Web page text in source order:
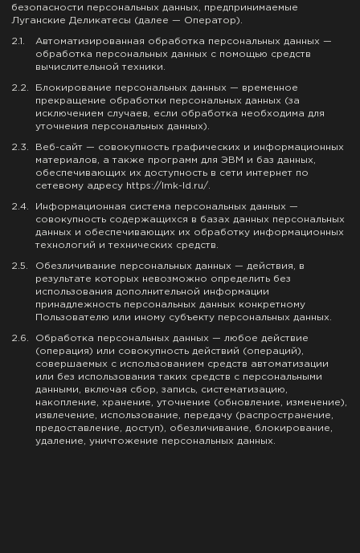
безопасности персональных данных, предпринимаемые
Луганские Деликатесы (далее — Оператор).
2.
Автоматизированная обработка персональных данных —
обработка персональных данных с помощью средств
вычислительной техники.
2.
Блокирование персональных данных — временное
прекращение обработки персональных данных (за
исключением случаев, если обработка необходима для
уточнения персональных данных).
2.
Веб-сайт — совокупность графических и информационных
материалов, а также программ для ЭВМ и баз данных,
обеспечивающих их доступность в сети интернет по
сетевому адресу https://lmk-ld.ru/
2.
Информационная система персональных данных —
совокупность содержащихся в базах данных персональных
данных и обеспечивающих их обработку информационных
технологий и технических средств.
2.
Обезличивание персональных данных — действия, в
результате которых невозможно определить без
использования дополнительной информации
принадлежность персональных данных конкретному
Пользователю или иному субъекту персональных данных.
2.
Обработка персональных данных — любое действие
(операция) или совокупность действий (операций),
совершаемых с использованием средств автоматизации
или без использования таких средств с персональными
данными, включая сбор, запись, систематизацию,
накопление, хранение, уточнение (обновление, изменение),
извлечение, использование, передачу (распространение,
предоставление, доступ), обезличивание, блокирование,
удаление, уничтожение персональных данных.